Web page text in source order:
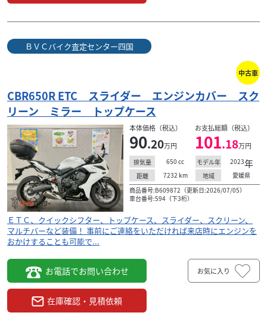
ＢＶＣバイク査定センター四国
中古車
CBR650R ETC スライダー エンジンカバー スク
リーン ミラー トップケース
本体価格（税込）
90.20万円
お支払総額（税込）
101.18万円
排気量 650 cc モデル年 2023年
距離 7232 km 地域
愛媛県
商品番号:B609872（更新日:2026/07/05）
車台番号:594（下3桁）
ＥＴＣ、クイックシフター、トップケース、スライダー、スクリーン、
マルチバーなど装備！ 事前にご連絡をいただければ来店時にエンジンを
おかけすることも可能で...
お電話でお問い合わせ
在庫確認・見積依頼
お気に入り